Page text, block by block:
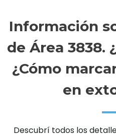
Información
de Área 3838.
¿Cómo
en
Descubrí todos los